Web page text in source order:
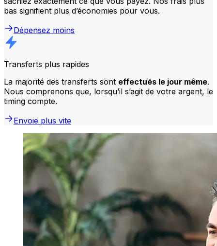
bas signifient plus d’économies pour vous.
Dépensez moins
Transferts plus rapides
La majorité des transferts sont effectués le jour même.
Nous comprenons que, lorsqu’il s’agit de votre argent, le
timing compte.
Envoie plus vite